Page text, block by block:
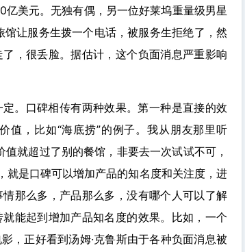
美元。无独有偶，另一位好莱坞重量级男星
让服务生拨一个电话，被服务生拒绝了，然
，很丢脸。据估计，这个负面消息严重影响
。口碑相传有两种效果。第一种是直接的效
值，比如“海底捞”的例子。我从朋友那里听
就超过了别的餐馆，非要去一次试试不可，
就是口碑可以增加产品的知名度和关注度，进
那么多，产品那么多，没有哪个人可以了解
能起到增加产品知名度的效果。比如，一个
，正好看到汤姆·克鲁斯由于各种负面消息被